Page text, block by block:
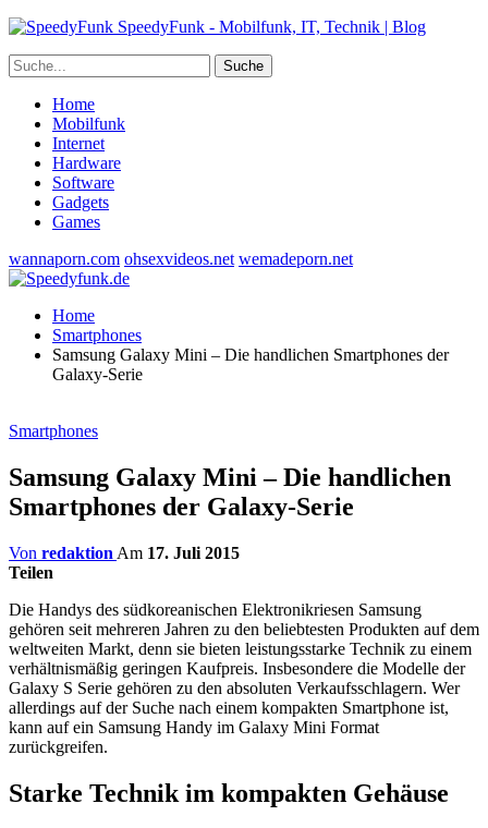
SpeedyFunk - Mobilfunk, IT, Technik | Blog
Home
Mobilfunk
Internet
Hardware
Software
Gadgets
Games
wannaporn.com ohsexvideos.net wemadeporn.net
Home
Smartphones
Samsung Galaxy Mini – Die handlichen Smartphones der
Galaxy-Serie
Smartphones
Samsung Galaxy Mini – Die handlichen
Smartphones der Galaxy-Serie
Von redaktion Am 17. Juli 2015
Teilen
Die Handys des südkoreanischen Elektronikriesen Samsung
gehören seit mehreren Jahren zu den beliebtesten Produkten auf dem
weltweiten Markt, denn sie bieten leistungsstarke Technik zu einem
verhältnismäßig geringen Kaufpreis. Insbesondere die Modelle der
Galaxy S Serie gehören zu den absoluten Verkaufsschlagern. Wer
allerdings auf der Suche nach einem kompakten Smartphone ist,
kann auf ein Samsung Handy im Galaxy Mini Format
zurückgreifen.
Starke Technik im kompakten Gehäuse